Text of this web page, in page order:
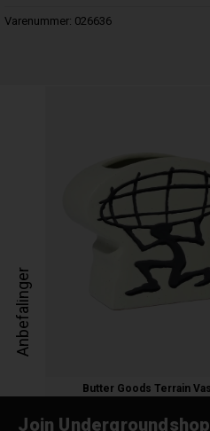
Varenummer: 026636
Anbefalinger
Butter Goods Terrain
Join